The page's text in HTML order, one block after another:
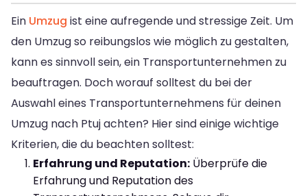
Ein Umzug ist eine aufregende und stressige Zeit. Um
den Umzug so reibungslos wie möglich zu gestalten,
kann es sinnvoll sein, ein Transportunternehmen zu
beauftragen. Doch worauf solltest du bei der
Auswahl eines Transportunternehmens für deinen
Umzug nach Ptuj achten? Hier sind einige wichtige
Kriterien, die du beachten solltest:
Erfahrung und Reputation: Überprüfe die
Erfahrung und Reputation des